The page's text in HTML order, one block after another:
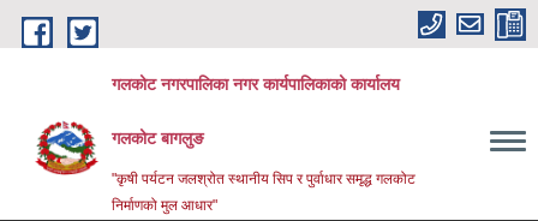
Skip to main content
गलकोट नगरपालिका नगर कार्यपालिकाको कार्यालय
गलकोट बागलुङ
"कृषी पर्यटन जलश्रोत स्थानीय सिप र पुर्वाधार समृद्ध गलकोट
निर्माणको मुल आधार"